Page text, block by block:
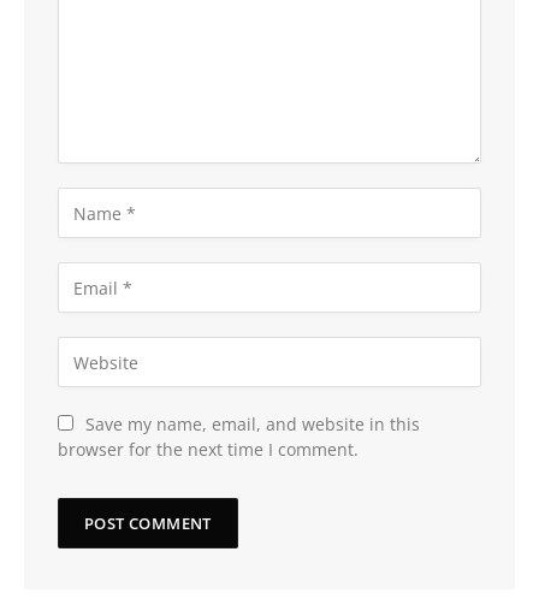
Save my name, email, and website in this
browser for the next time I comment.